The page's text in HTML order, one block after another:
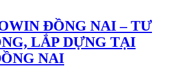
ĐỒNG NAI – TƯ
LẮP DỰNG TẠI
NAI